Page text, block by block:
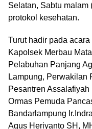
Selatan, Sabtu malam
protokol kesehatan.
Turut hadir pada
Kapolsek Merbau
Pelabuhan Panjang
Lampung, Perwakilan
Pesantren
Ormas Pemuda
Bandarlampung
Agus Heriyanto SH,